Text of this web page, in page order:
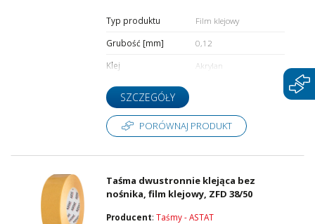
Typ produktu
Film klejowy
Grubość [mm]
0,12
Klej
Akrylan
SZCZEGÓŁY
PORÓWNAJ PRODUKT
Taśma dwustronnie klejąca bez
nośnika, film klejowy, ZFD 38/50
Producent:Taśmy - ASTAT